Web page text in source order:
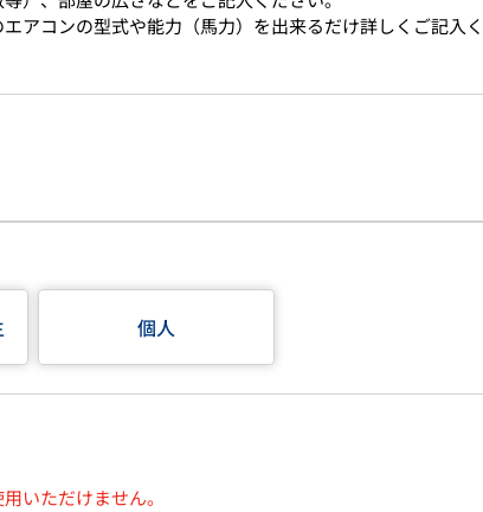
アコンの型式や能力（馬力）を出来るだけ詳しくご記入
個人
いただけません。